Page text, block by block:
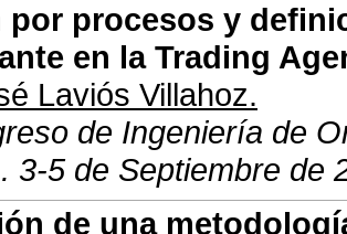
por procesos y
en la Trading
Laviós Villahoz.
de Ingeniería de
3-5 de Septiembre de
de una